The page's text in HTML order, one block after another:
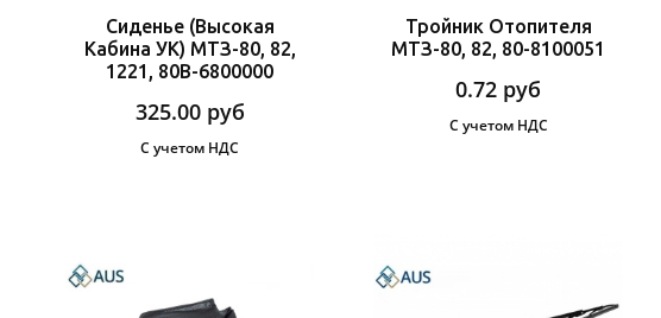
Сиденье (Высокая
Кабина УК) МТЗ-80, 82,
1221, 80В-6800000
325.00 руб
С учетом НДС
Тройник Отопителя
МТЗ-80, 82, 80-8100051
0.72 руб
С учетом НДС